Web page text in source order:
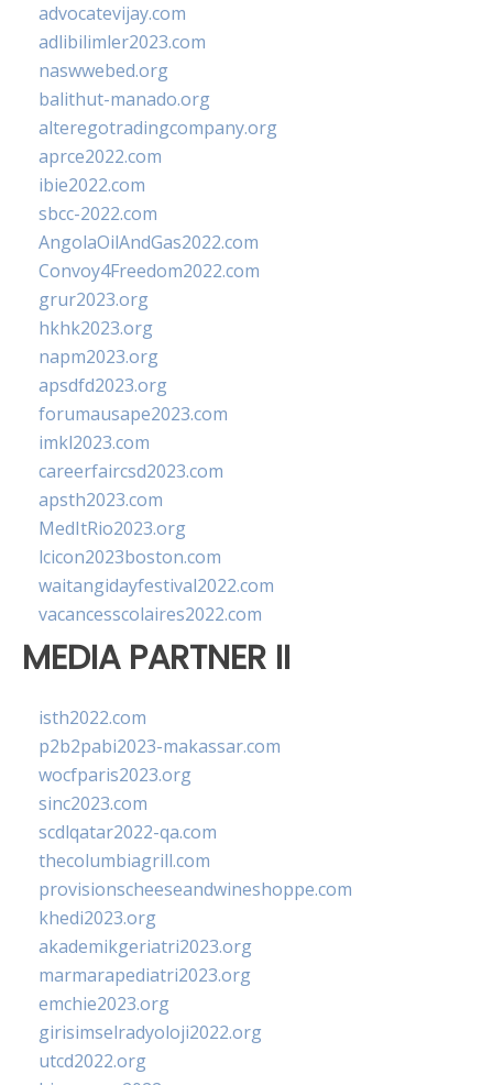
advocatevijay.com
adlibilimler2023.com
naswwebed.org
balithut-manado.org
alteregotradingcompany.org
aprce2022.com
ibie2022.com
sbcc-2022.com
AngolaOilAndGas2022.com
Convoy4Freedom2022.com
grur2023.org
hkhk2023.org
napm2023.org
apsdfd2023.org
forumausape2023.com
imkl2023.com
careerfaircsd2023.com
apsth2023.com
MedItRio2023.org
lcicon2023boston.com
waitangidayfestival2022.com
vacancesscolaires2022.com
MEDIA PARTNER II
isth2022.com
p2b2pabi2023-makassar.com
wocfparis2023.org
sinc2023.com
scdlqatar2022-qa.com
thecolumbiagrill.com
provisionscheeseandwineshoppe.com
khedi2023.org
akademikgeriatri2023.org
marmarapediatri2023.org
emchie2023.org
girisimselradyoloji2022.org
utcd2022.org